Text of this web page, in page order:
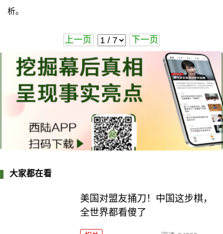
析。
上一页 下一页
大家都在看
美国对盟友捅刀！中国这步棋，
全世界都看傻了